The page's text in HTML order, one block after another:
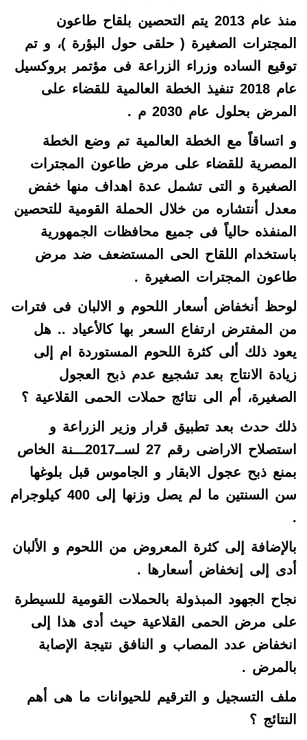
منذ عام 2013 يتم التحصين بلقاح طاعون
المجترات الصغيرة ( حلقى حول البؤرة )، و تم
توقيع الساده وزراء الزراعة فى مؤتمر بروكسيل
عام 2018 تنفيذ الخطة العالمية للقضاء على
المرض بحلول عام 2030 م .
و اتساقاً مع الخطة العالمية تم وضع الخطة
المصرية للقضاء على مرض طاعون المجترات
الصغيرة و التى تشمل عدة اهداف منها خفض
معدل أنتشاره من خلال الحملة القومية للتحصين
المنفذه حالياً فى جميع محافظات الجمهورية
باستخدام اللقاح الحى المستضعف ضد مرض
طاعون المجترات الصغيرة .
لوحظ أنخفاض أسعار اللحوم و الالبان فى فترات
من المفترض ارتفاع السعر بها كالأعياد .. هل
يعود ذلك ألى كثرة اللحوم المستوردة ام إلى
زيادة الانتاج بعد تشجيع عدم ذبح العجول
الصغيرة، أم الى نتائج حملات الحمى القلاعية ؟
ذلك حدث بعد تطبيق قرار وزير الزراعة و
استصلاح الاراضى رقم 27 لســ2017ـــنة الخاص
بمنع ذبح عجول الابقار و الجاموس قبل بلوغها
سن السنتين ما لم يصل وزنها إلى 400 كيلوجرام
.
بالإضافة إلى كثرة المعروض من اللحوم و الألبان
أدى إلى إنخفاض أسعارها .
نجاح الجهود المبذولة بالحملات القومية للسيطرة
على مرض الحمى القلاعية حيث أدى هذا إلى
انخفاض عدد المصاب و النافق نتيجة الإصابة
بالمرض .
ملف التسجيل و الترقيم للحيوانات ما هى أهم
النتائج ؟